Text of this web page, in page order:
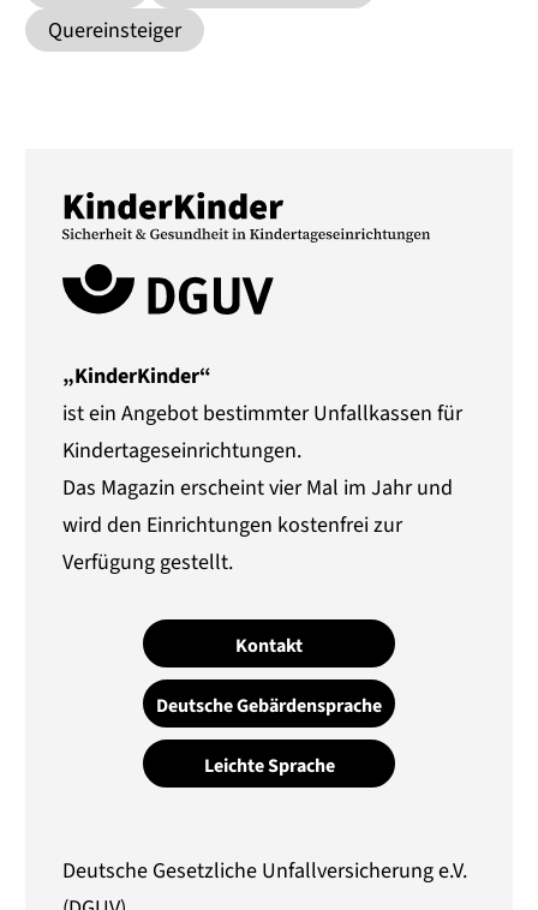
Quereinsteiger
„KinderKinder“
ist ein Angebot bestimmter Unfallkassen für
Kindertageseinrichtungen.
Das Magazin erscheint vier Mal im Jahr und
wird den Einrichtungen kostenfrei zur
Verfügung gestellt.
Kontakt
Deutsche Gebärdensprache
Leichte Sprache
Deutsche Gesetzliche Unfallversicherung e.V.